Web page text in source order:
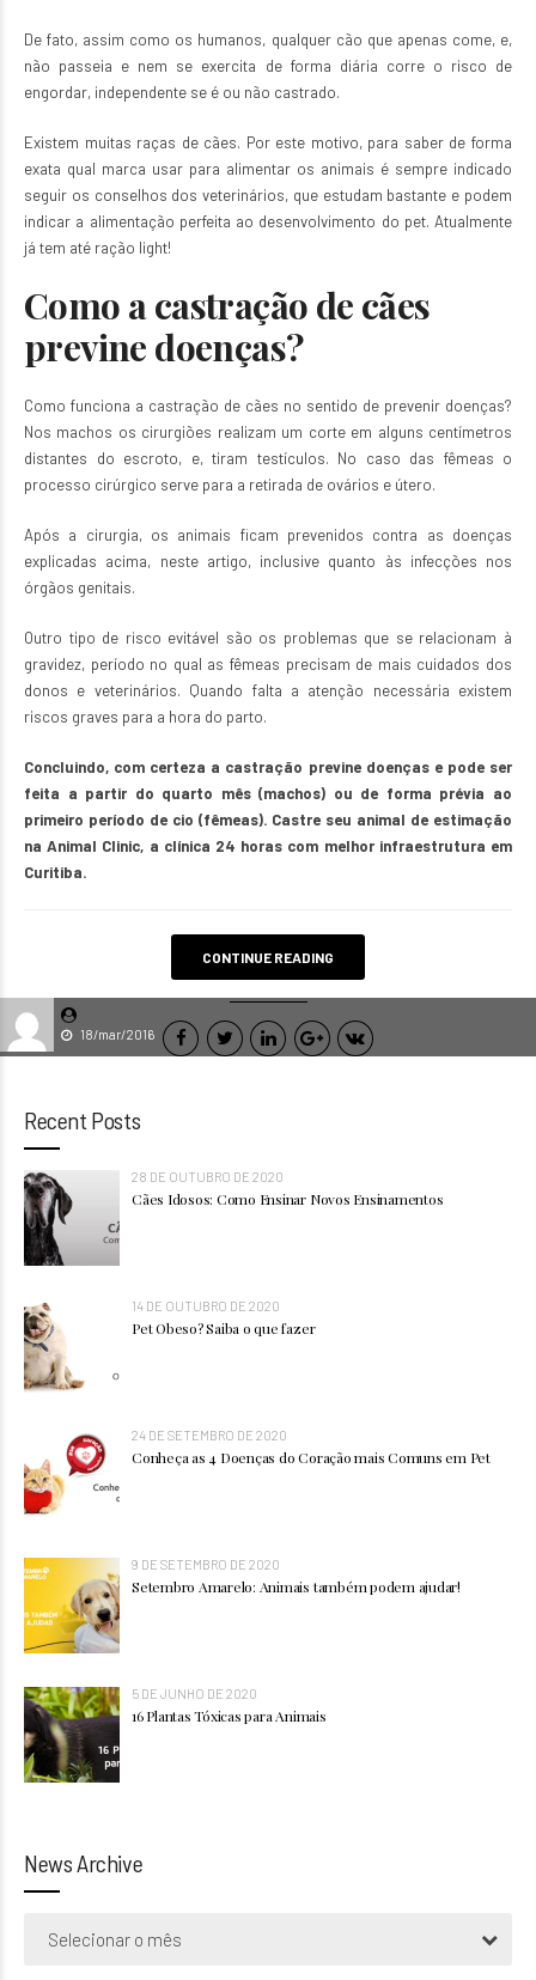
18/mar/2016
De fato, assim como os humanos, qualquer cão que apenas come, e,
não passeia e nem se exercita de forma diária corre o risco de
engordar, independente se é ou não castrado.
Existem muitas raças de cães. Por este motivo, para saber de forma
exata qual marca usar para alimentar os animais é sempre indicado
seguir os conselhos dos veterinários, que estudam bastante e podem
indicar a alimentação perfeita ao desenvolvimento do pet. Atualmente
já tem até ração light!
Como a castração de cães
previne doenças?
Como funciona a castração de cães no sentido de prevenir doenças?
Nos machos os cirurgiões realizam um corte em alguns centímetros
distantes do escroto, e, tiram testículos. No caso das fêmeas o
processo cirúrgico serve para a retirada de ovários e útero.
Após a cirurgia, os animais ficam prevenidos contra as doenças
explicadas acima, neste artigo, inclusive quanto às infecções nos
órgãos genitais.
Outro tipo de risco evitável são os problemas que se relacionam à
gravidez, período no qual as fêmeas precisam de mais cuidados dos
donos e veterinários. Quando falta a atenção necessária existem
riscos graves para a hora do parto.
Concluindo, com certeza a castração previne doenças e pode ser
feita a partir do quarto mês (machos) ou de forma prévia ao
primeiro período de cio (fêmeas). Castre seu animal de estimação
naAnimal Clinic, a clínica 24 horas com melhor infraestrutura em
Curitiba.
CONTINUE READING
Recent Posts
28 DE OUTUBRO DE 2020
Cães Idosos: Como Ensinar Novos Ensinamentos
14 DE OUTUBRO DE 2020
Pet Obeso? Saiba o que fazer
24 DE SETEMBRO DE 2020
Conheça as 4 Doenças do Coração mais Comuns em Pet
9 DE SETEMBRO DE 2020
Setembro Amarelo: Animais também podem ajudar!
5 DE JUNHO DE 2020
16 Plantas Tóxicas para Animais
News Archive
Selecionar o mês